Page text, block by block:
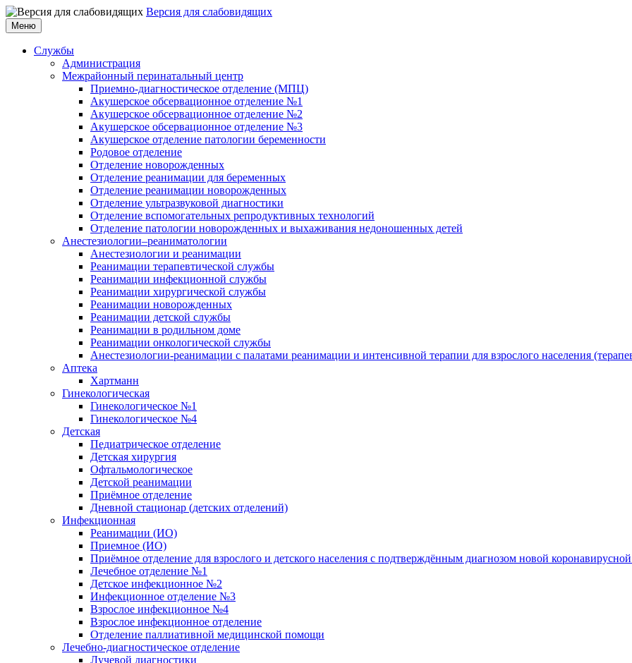
Версия для слабовидящих
Меню
Службы
Администрация
Межрайонный перинатальный центр
Приемно-диагностическое отделение (МПЦ)
Акушерское обсервационное отделение №1
Акушерское обсервационное отделение №2
Акушерское обсервационное отделение №3
Акушерское отделение патологии беременности
Родовое отделение
Отделение новорожденных
Отделение реанимации для беременных
Отделение реанимации новорожденных
Отделение ультразвуковой диагностики
Отделение вспомогательных репродуктивных технологий
Отделение патологии новорожденных и выхаживания недоношенных детей
Анестезиологии–реаниматологии
Анестезиологии и реанимации
Реанимации терапевтической службы
Реанимации инфекционной службы
Реанимации хирургической службы
Реанимации новорожденных
Реанимации детской службы
Реанимации в родильном доме
Реанимации онкологической службы
Анестезиологии-реанимации с палатами реанимации и интенсивной терапии для взрослого населения
Аптека
Хартманн
Гинекологическая
Гинекологическое №1
Гинекологическое №4
Детская
Педиатрическое отделение
Детская хирургия
Офтальмологическое
Детской реанимации
Приёмное отделение
Дневной стационар (детских отделений)
Инфекционная
Реанимации (ИО)
Приемное (ИО)
Приёмное отделение для взрослого и детского населения с подтверждённым диагнозом новой
Лечебное отделение №1
Детское инфекционное №2
Инфекционное отделение №3
Взрослое инфекционное №4
Взрослое инфекционное отделение
Отделение паллиативной медицинской помощи
Лечебно-диагностическое отделение
Лучевой диагностики